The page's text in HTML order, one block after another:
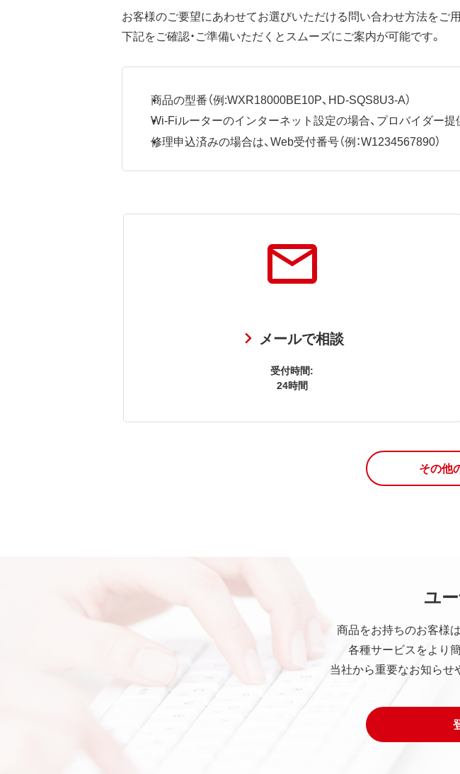
お客様のご要望にあわせてお選びいただける問い合わせ方法をご
下記をご確認・ご準備いただくとスムーズにご案内が可能です。
商品の型番（例:WXR18000BE10P、HD-SQS8U3-A）
Wi-Fiルーターのインターネット設定の場合、プロバイダー
修理申込済みの場合は、Web受付番号（例：W1234567890）
メールで相談
受付時間:
24時間
その他
ユ
商品をお持ちのお客様
各種サービスをより
当社から重要なお知らせ